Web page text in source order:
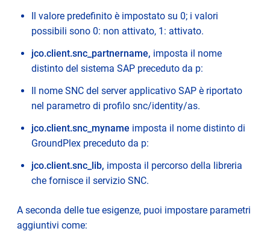
Il valore predefinito è impostato su 0; i valori
possibili sono 0: non attivato, 1: attivato.
jco.client.snc_partnername, imposta il nome
distinto del sistema SAP preceduto da p:
Il nome SNC del server applicativo SAP è riportato
nel parametro di profilo snc/identity/as.
jco.client.snc_myname imposta il nome distinto di
GroundPlex preceduto da p:
jco.client.snc_lib, imposta il percorso della libreria
che fornisce il servizio SNC.
A seconda delle tue esigenze, puoi impostare parametri
aggiuntivi come: